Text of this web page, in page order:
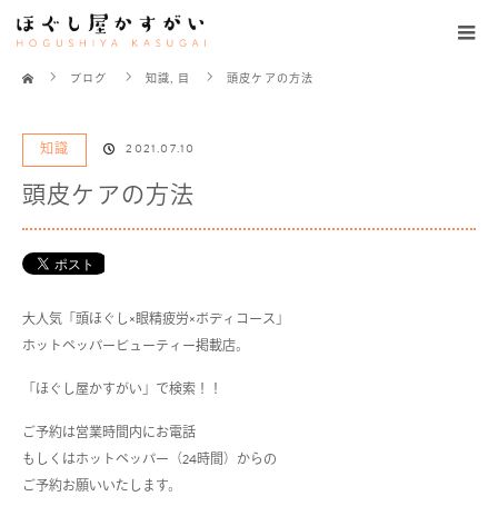
ブログ
知識, 目 頭皮ケアの方法
知識 2021.07.10
頭皮ケアの方法
大人気「頭ほぐし×眼精疲労×ボディコース」
ホットペッパービューティー掲載店。
「ほぐし屋かすがい」で検索！！
ご予約は営業時間内にお電話
もしくはホットペッパー（24時間）からの
ご予約お願いいたします。